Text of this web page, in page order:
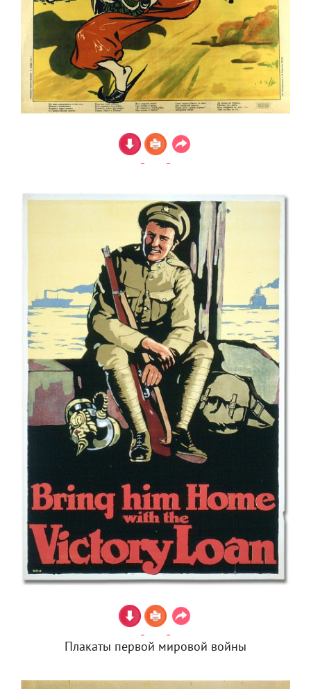
Плакаты первой мировой войны